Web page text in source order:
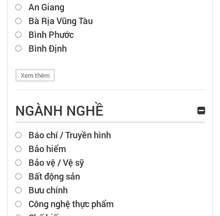
An Giang
Bà Rịa Vũng Tàu
Bình Phước
Bình Định
Xem thêm
NGÀNH NGHỀ
Báo chí / Truyền hình
Bảo hiểm
Bảo vệ / Vệ sỹ
Bất động sản
Bưu chính
Công nghệ thực phẩm